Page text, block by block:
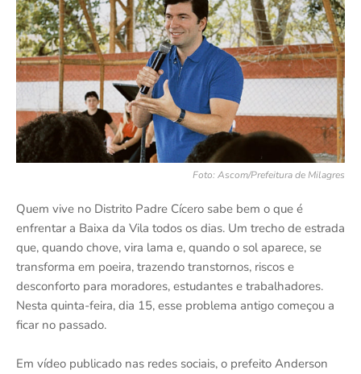
Foto: Ascom/Prefeitura de Milagres
Quem vive no Distrito Padre Cícero sabe bem o que é
enfrentar a Baixa da Vila todos os dias. Um trecho de estrada
que, quando chove, vira lama e, quando o sol aparece, se
transforma em poeira, trazendo transtornos, riscos e
desconforto para moradores, estudantes e trabalhadores.
Nesta quinta-feira, dia 15, esse problema antigo começou a
ficar no passado.
Em vídeo publicado nas redes sociais, o prefeito Anderson